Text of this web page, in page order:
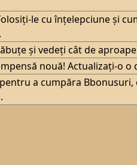
le cu înțelepciune și
și vedeți cât de
nouă! Actualizați-o
a cumpăra